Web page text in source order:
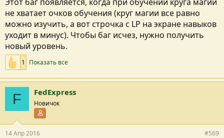
не хватает очков обучения (круг магии все равно
можно изучить, а вот строчка с LP на экране навыков
уходит в минус). Чтобы баг исчез, нужно получить
новый уровень.
1 Показать все
F FedExpress
Новичок
14 Апр 2016 #569